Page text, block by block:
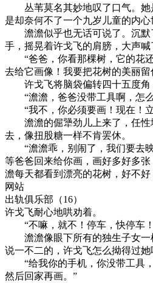
丛苇莫名其妙地叹了口气。她
是却奈何不了一个九岁儿童的内心
澹澹似乎也无话可说了。沉默
手，摇晃着许戈飞的肩膀，大声喊
“爸爸，你看那棵树，它的花
去给它画像！我要把花树的美丽留
许戈飞将脑袋偏转四十五度角
“澹澹，爸爸没带工具啊，怎
“我不，你必须要画！现在！
澹澹的倔犟劲儿上来了，任性
去，像扭股糖一样不肯罢休。
“澹澹乖，别闹了，我们要去映
等爸爸回来给你画，画好多好多
澹每天都看到漂亮的花树，好不
网站
出轨俱乐部（16）
许戈飞耐心地哄劝着。
“不嘛，就不！停车，快停车
澹澹像眼下所有的独生子女一
说一不二的，许戈飞怎么拗得过她
“给我你的手机，你没带工具，
然后回家再画。”